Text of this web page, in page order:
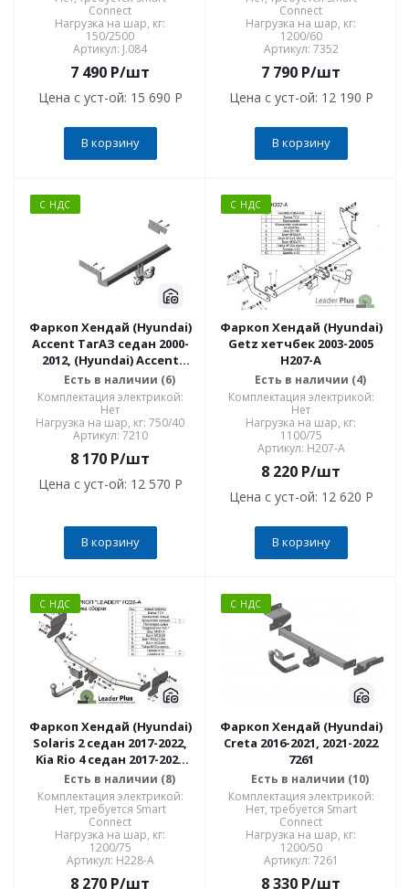
Connect
Нагрузка на шар, кг:
150/2500
Артикул: J.084
7 490 P/шт
Цена с уст-ой: 15 690 P
В корзину
подходит на рейс.
версию 7352
Connect
Нагрузка на шар, кг:
1200/60
Артикул: 7352
7 790 P/шт
Цена с уст-ой: 12 190 P
В корзину
С НДС
Фаркоп Хендай (Hyundai)
Accent ТагАЗ седан 2000-
2012, (Hyundai) Accent
седан, хетчбек 3/5
дверей 2000-2006 7210
Есть в наличии (6)
Комплектация электрикой:
Нет
Нагрузка на шар, кг: 750/40
Артикул: 7210
8 170 P/шт
Цена с уст-ой: 12 570 P
В корзину
С НДС
Фаркоп Хендай (Hyundai)
Getz хетчбек 2003-2005
H207-A
Есть в наличии (4)
Комплектация электрикой:
Нет
Нагрузка на шар, кг:
1100/75
Артикул: H207-A
8 220 P/шт
Цена с уст-ой: 12 620 P
В корзину
С НДС
Фаркоп Хендай (Hyundai)
Solaris 2 седан 2017-2022,
Kia Rio 4 седан 2017-2020
H228-A
Есть в наличии (8)
Комплектация электрикой:
Нет, требуется Smart
Connect
Нагрузка на шар, кг:
1200/75
Артикул: H228-A
8 270 P/шт
С НДС
Фаркоп Хендай (Hyundai)
Creta 2016-2021, 2021-2022
7261
Есть в наличии (10)
Комплектация электрикой:
Нет, требуется Smart
Connect
Нагрузка на шар, кг:
1200/50
Артикул: 7261
8 330 P/шт